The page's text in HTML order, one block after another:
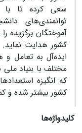
سعی کرده تا
توانمندی‌های
آموختگان
کشور هدایت
ایده‌آل به تعامل
مختلف با بنیاد
که انگیزه
کشور بیشتر شده و
کلیدواژه‌ها